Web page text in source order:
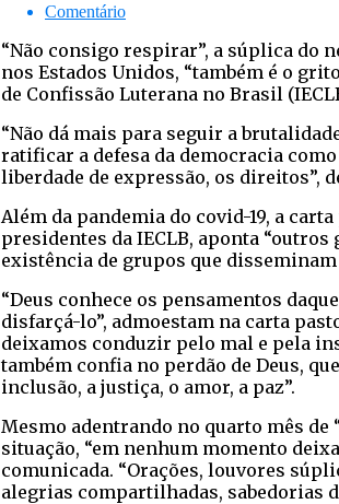
Comentário
“Não consigo respirar”, a súplica do
nos Estados Unidos, “também é o
de Confissão Luterana no Brasil
“Não dá mais para seguir a
ratificar a defesa da democracia
liberdade de expressão, os direitos”,
Além da pandemia do covid-19, a
presidentes da IECLB, aponta
existência de grupos que
“Deus conhece os pensamentos
disfarçá-lo”, admoestam na carta
deixamos conduzir pelo mal e pela
também confia no perdão de Deus,
inclusão, a justiça, o amor, a paz”.
Mesmo adentrando no quarto mês de
situação, “em nenhum momento
comunicada. “Orações, louvores
alegrias compartilhadas, sabedorias